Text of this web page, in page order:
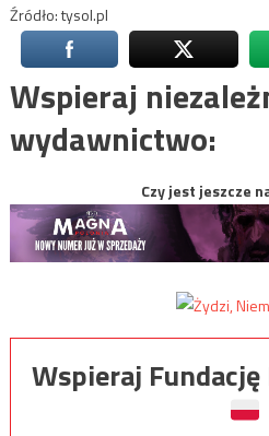
Źródło: tysol.pl
Wspieraj
wydawnictwo:
Czy jest jeszcze
Wspieraj